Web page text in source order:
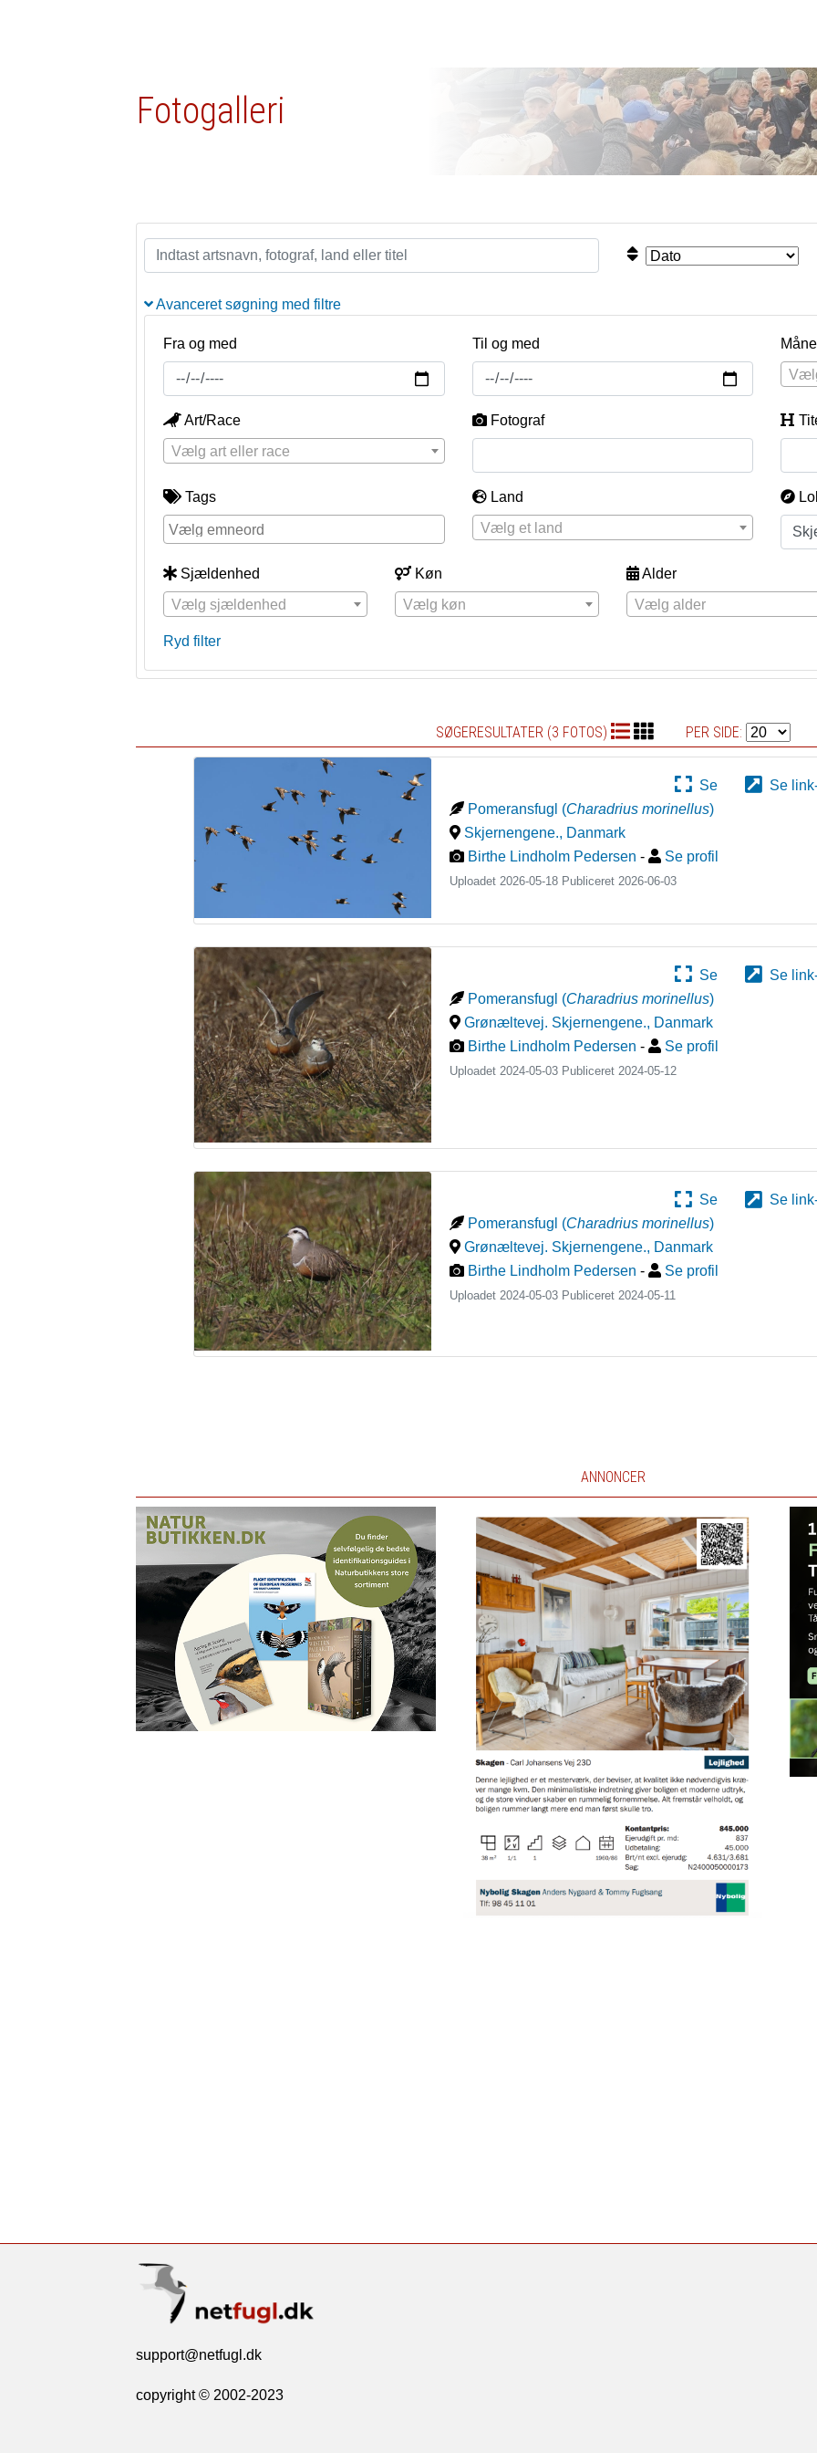
Fotogalleri
Avanceret søgning med filtre
Fra og med Til og med
Art/Race
Vælg art eller race
Fotograf
Tags
Land
Vælg et land
Sjældenhed
Vælg sjældenhed
Køn
Vælg køn
Alder
Vælg alder
Ryd filter
SØGERESULTATER (3 FOTOS) PER SIDE:
Se
Se
Pomeransfugl (Charadrius morinellus)
Skjernengene., Danmark
Birthe Lindholm Pedersen - Se profil
Uploadet 2026-05-18 Publiceret2026-06-03
Se
Se
Pomeransfugl (Charadrius morinellus)
Grønæltevej. Skjernengene., Danmark
Birthe Lindholm Pedersen - Se profil
Uploadet 2024-05-03 Publiceret 2024-05-12
Se
Se
Pomeransfugl (Charadrius morinellus)
Grønæltevej. Skjernengene., Danmark
Birthe Lindholm Pedersen - Se profil
Uploadet 2024-05-03 Publiceret2024-05-11
ANNONCER
support@netfugl.dk
copyright © 2002-2023